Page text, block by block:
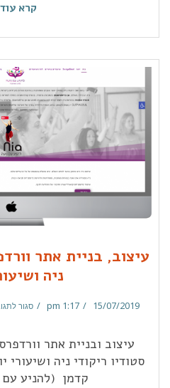
קרא
עיצוב, בניית אתר
ניה
15/07/2019
1:17 pm סגור
עיצוב ובניית אתר
סטודיו ריקודי ניה
קדמן (להניע עם